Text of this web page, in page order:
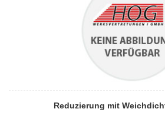
Reduzierung mit